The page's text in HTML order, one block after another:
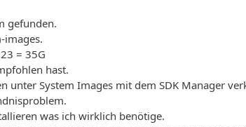
gefunden.
images.
= 35G
hast.
unter System Images mit dem SDK Manager
was ich wirklich benötige.